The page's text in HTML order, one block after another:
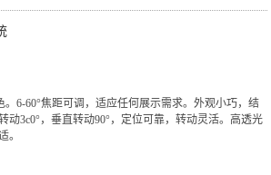
。6-60°焦距可调，适应任何展示需求。外观小巧，结
动3c0°，垂直转动90°，定位可靠，转动灵活。高透光
。